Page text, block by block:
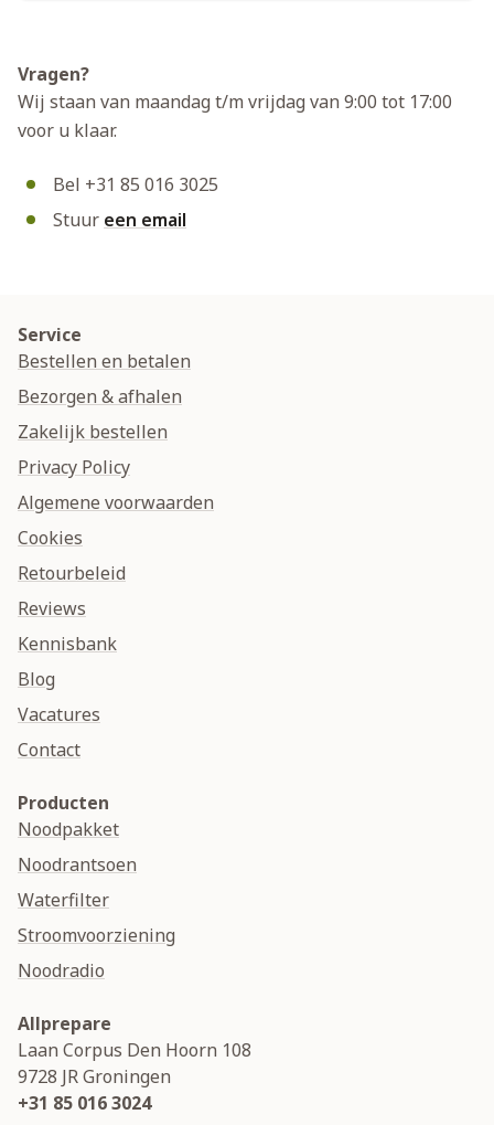
Vragen?
Wij staan van maandag t/m vrijdag van 9:00 tot 17:00
voor u klaar.
Bel +31 85 016 3025
Stuur een email
Service
Bestellen en betalen
Bezorgen & afhalen
Zakelijk bestellen
Privacy Policy
Algemene voorwaarden
Cookies
Retourbeleid
Reviews
Kennisbank
Blog
Vacatures
Contact
Producten
Noodpakket
Noodrantsoen
Waterfilter
Stroomvoorziening
Noodradio
Allprepare
Laan Corpus Den Hoorn 108
9728 JRGroningen
+31 85 016 3024